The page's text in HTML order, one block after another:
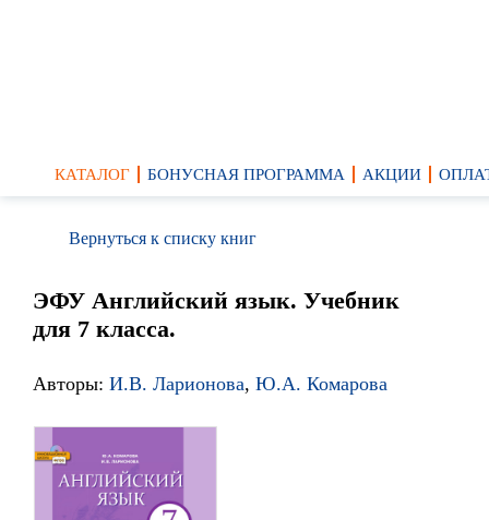
КАТАЛОГ БОНУСНАЯ ПРОГРАММА АКЦИИ
Вернуться к списку книг
ЭФУ Английский язык. Учебник
для 7 класса.
Авторы: И.В. Ларионова, Ю.А. Комарова